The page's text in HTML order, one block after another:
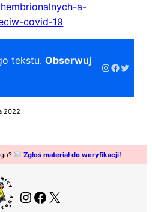
a-
covid-19
tekstu.Obserwuj
Instagram
Twitter
2022
Zgłoś materiał do weryfikacji!
Instagram
Facebook
X